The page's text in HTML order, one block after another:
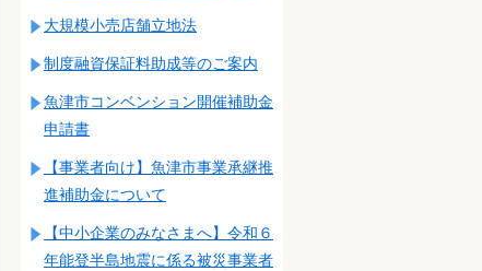
大規模小売店舗立地法
制度融資保証料助成等のご案内
魚津市コンベンション開催補助金
申請書
【事業者向け】魚津市事業承継推
進補助金について
【中小企業のみなさまへ】令和６
年能登半島地震に係る被災事業者